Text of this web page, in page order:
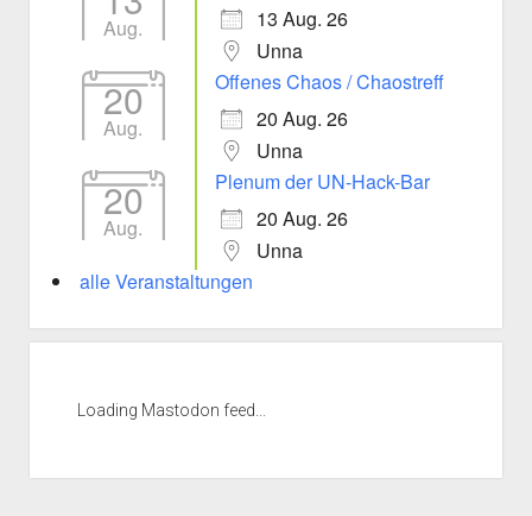
Aug.
13 Aug. 26
Unna
20
Aug.
Offenes Chaos / Chaostreff
20 Aug. 26
Unna
20
Aug.
Plenum der UN-Hack-Bar
20 Aug. 26
Unna
alle Veranstaltungen
Loading Mastodon feed...